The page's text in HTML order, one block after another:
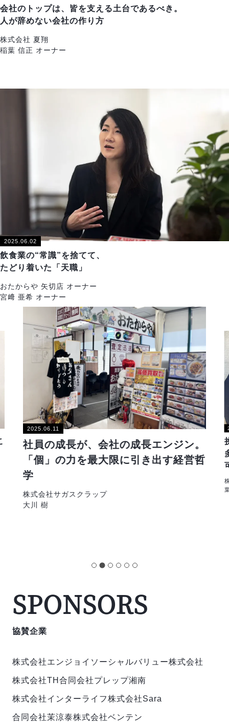
会社のトップは、皆を支える土台であるべき。
人が辞めない会社の作り方
株式会社 夏翔
稲葉 信正 オーナー
2025.06.02
飲食業の“常識”を捨てて、
たどり着いた「天職」
おたからや 矢切店 オーナー
宮﨑 亜希 オーナー
2025.06.11
社員の成長が、会社の成長エンジン。
「個」の力を最大限に引き出す経営哲
学
株式会社サガスクラップ
大川 樹
SPONSORS
協賛企業
株式会社エンジョイ ソーシャルバリュー株式会社
株式会社TH 合同会社プレップ湘南
株式会社インターライフ株式会社Sara
合同会社茉涼泰株式会社ベンテン